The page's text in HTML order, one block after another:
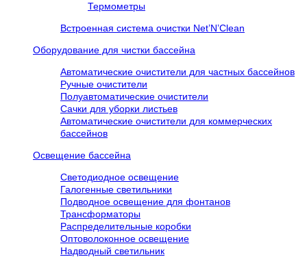
Термометры
Встроенная система очистки Net’N’Clean
Оборудование для чистки бассейна
Автоматические очистители для частных бассейнов
Ручные очистители
Полуавтоматические очистители
Сачки для уборки листьев
Автоматические очистители для коммерческих
бассейнов
Освещение бассейна
Светодиодное освещение
Галогенные светильники
Подводное освещение для фонтанов
Трансформаторы
Распределительные коробки
Оптоволоконное освещение
Надводный светильник